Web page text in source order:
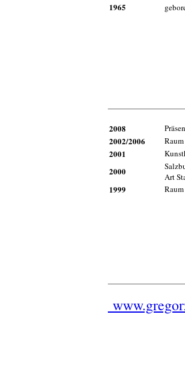
1965
2008
2002/2006
2001
2000
Art
1999